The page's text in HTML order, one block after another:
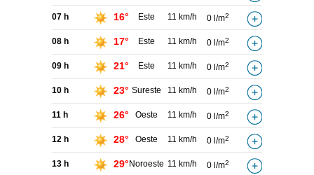
07 h 16° Este 11 km/h 0 l/m2
08 h 17° Este 11 km/h 0 l/m2
09 h 21° Este 11 km/h 0 l/m2
10 h 23° Sureste 11 km/h 0 l/m2
11 h 26° Oeste 11 km/h 0 l/m2
12 h 28° Oeste 11 km/h 0 l/m2
13 h 29° Noroeste 11 km/h 0 l/m2